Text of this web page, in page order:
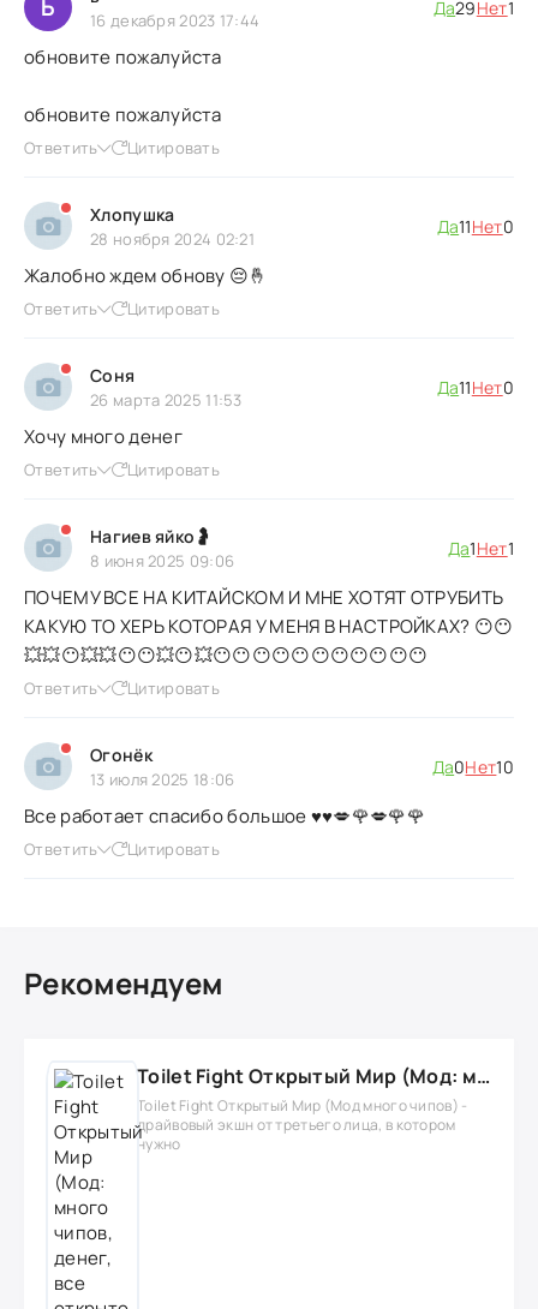
Ь 16 декабря 2023 17:44
Да29Нет1
обновите пожалуйста
обновите пожалуйста
Ответить Цитировать
Хлопушка
28 ноября 2024 02:21
Да11Нет0
Жалобно ждем обнову 😔🤞
Ответить Цитировать
Соня
26 марта 2025 11:53
Да11Нет0
Хочу много денег
Ответить Цитировать
Нагиев яйко🤰
8 июня 2025 09:06
Да1Нет1
ПОЧЕМУ ВСЕ НА КИТАЙСКОМ И МНЕ ХОТЯТ ОТРУБИТЬ
КАКУЮ ТО ХЕРЬ КОТОРАЯ У МЕНЯ В НАСТРОЙКАХ? 😶😶
💥💥😶💥💥😶😶💥😶💥😶😶😶😶😶😶😶😶😶😶😶
Ответить Цитировать
Огонёк
13 июля 2025 18:06
Да0Нет10
Все работает спасибо большое ♥️♥️💋🌹💋🌹🌹
Ответить Цитировать
Рекомендуем
Toilet Fight Открытый Мир (Мод: много чипов, денег, все открыто, бессмертие, урон, 50+ читов)
Toilet Fight Открытый Мир (Мод много чипов) -
драйвовый экшн от третьего лица, в котором
нужно